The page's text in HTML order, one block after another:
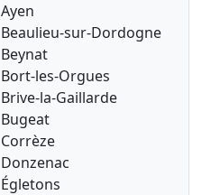
Ayen
Beaulieu-sur-Dordogne
Beynat
Bort-les-Orgues
Brive-la-Gaillarde
Bugeat
Corrèze
Donzenac
Égletons